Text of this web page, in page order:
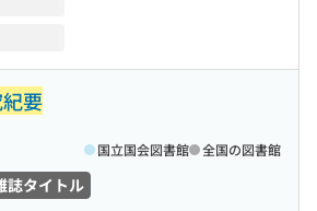
要
誌タイトル
国立国会図書館 全国の図書館